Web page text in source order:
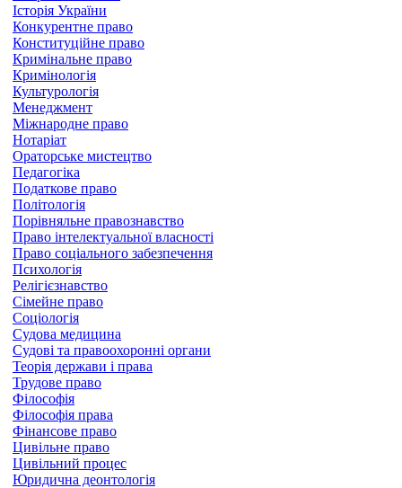
Історія України
Конкурентне право
Конституційне право
Кримінальне право
Кримінологія
Культурологія
Менеджмент
Міжнародне право
Нотаріат
Ораторське мистецтво
Педагогіка
Податкове право
Політологія
Порівняльне правознавство
Право інтелектуальної власності
Право соціального забезпечення
Психологія
Релігієзнавство
Сімейне право
Соціологія
Судова медицина
Судові та правоохоронні органи
Теорія держави і права
Трудове право
Філософія
Філософія права
Фінансове право
Цивільне право
Цивільний процес
Юридична деонтологія